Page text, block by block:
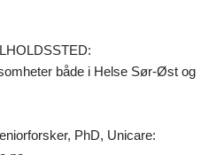
både i Helse Sør-Øst og
PhD, Unicare: